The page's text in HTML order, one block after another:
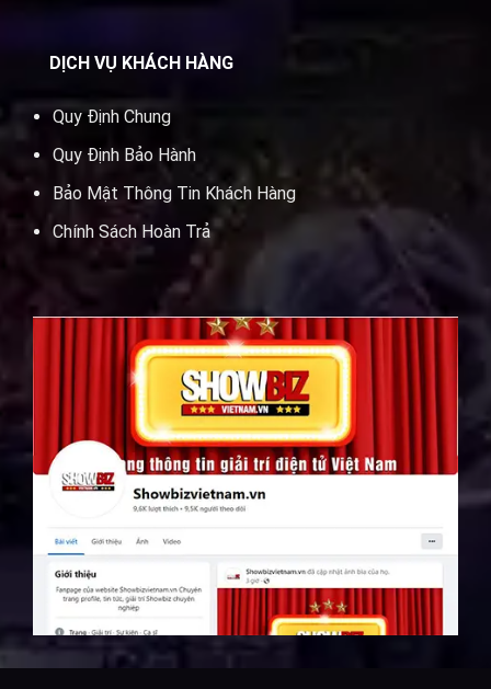
DỊCH VỤ KHÁCH HÀNG
Quy Định Chung
Quy Định Bảo Hành
Bảo Mật Thông Tin Khách Hàng
Chính Sách Hoàn Trả